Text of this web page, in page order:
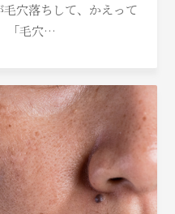
穴落ちして、かえって
「毛穴…